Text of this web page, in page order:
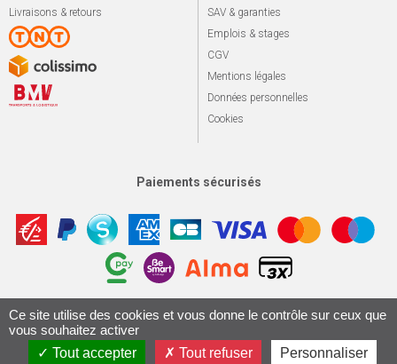
Livraisons & retours
SAV & garanties
Emplois & stages
CGV
Mentions légales
Données personnelles
Cookies
Paiements sécurisés
© 2026 Le marché du vélo Tous droits réservés. Apotekisto,
Conception & Réalisation 161.io
Ce site utilise des cookies et vous donne le contrôle sur ceux que
vous souhaitez activer
Tout accepter
Tout refuser Personnaliser